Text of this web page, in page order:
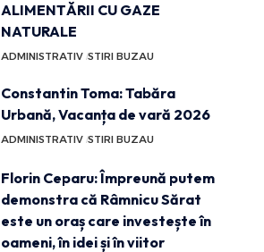
ALIMENTĂRII CU GAZE
NATURALE
ADMINISTRATIV STIRI BUZAU
Constantin Toma: Tabăra
Urbană, Vacanța de vară 2026
ADMINISTRATIV STIRI BUZAU
Florin Ceparu: Împreună putem
demonstra că Râmnicu Sărat
este un oraș care investește în
oameni, în idei și în viitor